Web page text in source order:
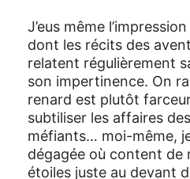
J’eus même
dont les récits des
relatent régulièrement
son impertinence. On
renard est plutôt
subtiliser les affaires
méfiants… moi-même,
dégagée où content de
étoiles juste au devant